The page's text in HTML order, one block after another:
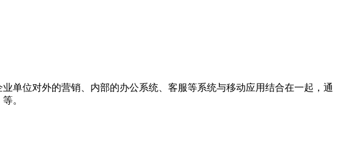
单位对外的营销、内部的办公系统、客服等系统与移动应用结合在一起，通
。